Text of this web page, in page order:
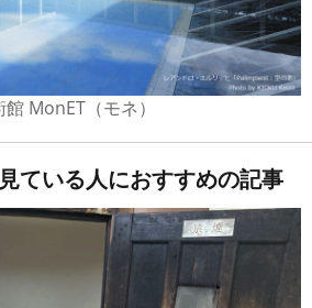
MonET（モネ）
ている人におすすめの記事